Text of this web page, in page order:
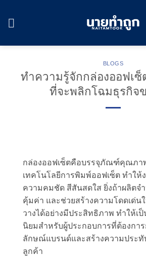
BLOGS
ทำความรู้จักกล่องออฟเ
ที่จะพลิกโฉมธุรกิจ
กล่องออฟเซ็ตคือบรรจุภัณฑ์คุณภา
เทคโนโลยีการพิมพ์ออฟเซ็ต ทำให้
ความคมชัด สีสันสดใส ยิ่งถ้าผลิตจ
คุ้มค่า และช่วยสร้างความโดดเด่
วางได้อย่างมีประสิทธิภาพ ทำให้เ
นิยมสำหรับผู้ประกอบการที่ต้องกา
ลักษณ์แบรนด์และสร้างความประทั
ลูกค้า